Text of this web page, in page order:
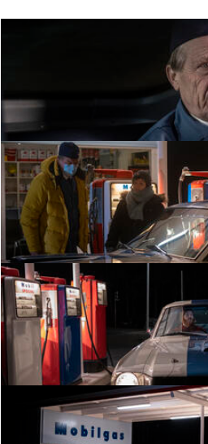
Fra innspillingen. Foto: Morten Reiten/Norsk vegmuseum
Fra innspillingen. Foto: Morten Reiten/Norsk vegmuseum
Fra innspillingen. Foto: Morten Reiten/Norsk vegmuseum